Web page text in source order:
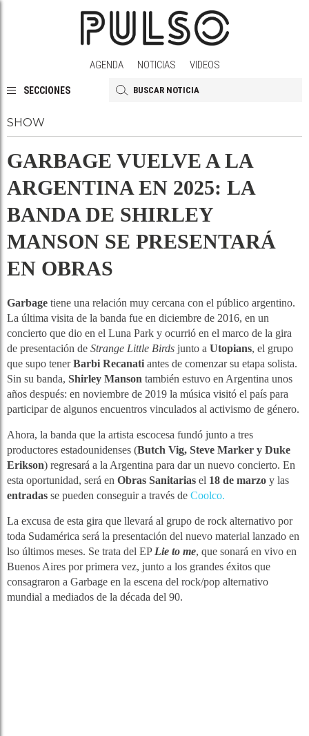
SECCIONES
AGENDA NOTICIAS VIDEOS
SHOW
GARBAGE VUELVE A LA
ARGENTINA EN 2025: LA
BANDA DE SHIRLEY
MANSON SE PRESENTARÁ
EN OBRAS
Garbage tiene una relación muy cercana con el público argentino.
La última visita de la banda fue en diciembre de 2016, en un
concierto que dio en el Luna Park y ocurrió en el marco de la gira
de presentación de Strange Little Birds junto a Utopians, el grupo
que supo tenerBarbi Recanati antes de comenzar su etapa solista.
Sin su banda, Shirley Manson también estuvo en Argentina unos
años después: en noviembre de 2019 la música visitó el país para
participar de algunos encuentros vinculados al activismo de género.
Ahora, la banda que la artista escocesa fundó junto a tres
productores estadounidenses (Butch Vig, Steve Marker y Duke
Erikson) regresará a la Argentina para dar un nuevo concierto. En
esta oportunidad, será en Obras Sanitarias el 18 de marzo y las
entradas se pueden conseguir a través de Coolco.
La excusa de esta gira que llevará al grupo de rock alternativo por
toda Sudamérica será la presentación del nuevo material lanzado en
lso últimos meses. Se trata del EP Lie to me, que sonará en vivo en
Buenos Aires por primera vez, junto a los grandes éxitos que
consagraron a Garbage en la escena del rock/pop alternativo
mundial a mediados de la década del 90.